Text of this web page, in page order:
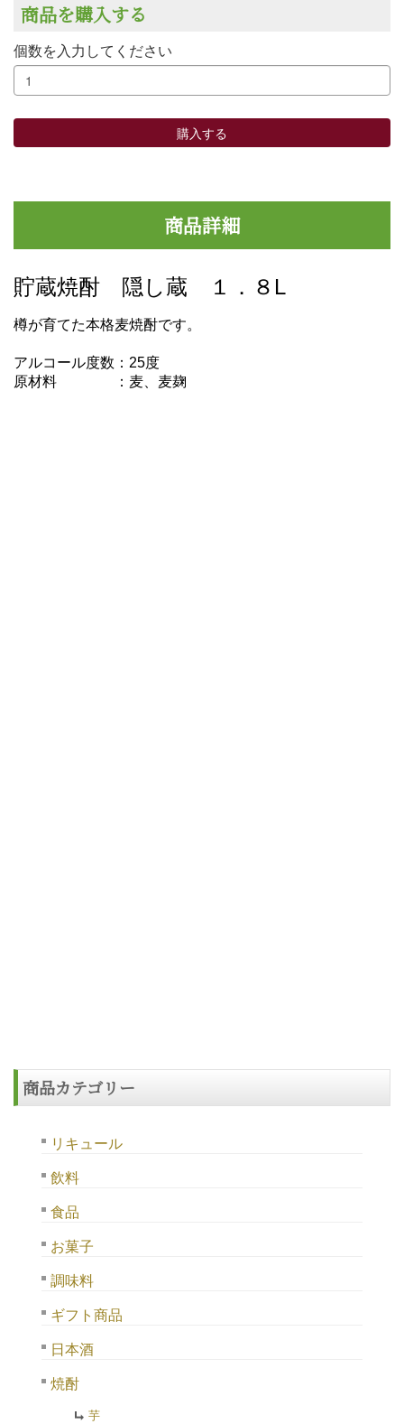
商品を購入する
個数を入力してください
商品詳細
貯蔵焼酎 隠し蔵 １．８L
樽が育てた本格麦焼酎です。
アルコール度数：25度
原材料 ：麦、麦麹
商品カテゴリー
リキュール
飲料
食品
お菓子
調味料
ギフト商品
日本酒
焼酎
芋